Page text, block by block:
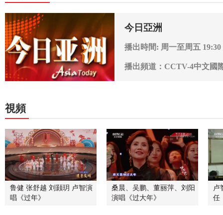
今日亞洲
播出時間: 周一至周五 19:30
播出頻道：CCTV-4中文國
視頻
鲁健 张舒越 刘颢玥 卢智演
唱《过年》
桑晨、吴鹏、董丽萍、刘阳
演唱《过大年》
卢
任